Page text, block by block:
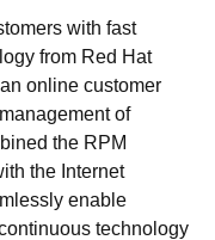
with fast
from Red Hat
online customer
of
the RPM
the Internet
enable
technology